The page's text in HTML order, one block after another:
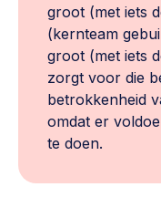
groot (met iets
(kernteam
groot (met iets
zorgt voor die
betrokkenheid
omdat er
te doen.